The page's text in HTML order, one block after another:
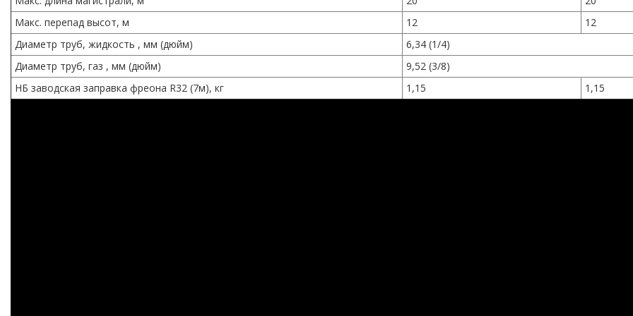
Макс. перепад высот, м
12 12
Диаметр труб, жидкость , мм (дюйм)
6,34 (1/4)
Диаметр труб, газ , мм (дюйм)
9,52 (3/8)
НБ заводская заправка фреона R32 (7м), кг
1,15 1,15